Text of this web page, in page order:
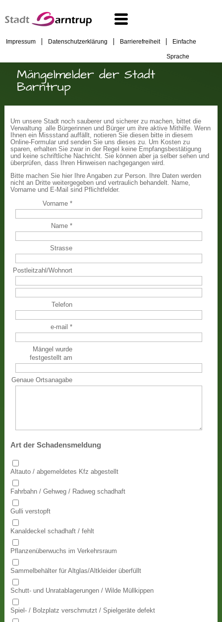
Impressum Datenschutzerklärung Barrierefreiheit Einfache
Sprache
Mängelmelder der Stadt
Barntrup
Um unsere Stadt noch sauberer und sicherer zu machen, bittet die
Verwaltung alle Bürgerinnen und Bürger um ihre aktive Mithilfe. Wenn
Ihnen ein Missstand auffällt, notieren Sie diesen bitte in diesem
Online-Formular und senden Sie uns dieses zu. Um Kosten zu
sparen, erhalten Sie zwar in der Regel keine Empfangsbestätigung
und keine schriftliche Nachricht. Sie können aber ja selber sehen und
überprüfen, dass Ihren Hinweisen nachgegangen wird.
Bitte machen Sie hier Ihre Angaben zur Person. Ihre Daten werden
nicht an Dritte weitergegeben und vertraulich behandelt. Name,
Vorname und E-Mail sind Pflichtfelder.
Vorname*
Name*
Strasse
Postleitzahl/Wohnort
Telefon
e-mail*
Mängel wurde
festgestellt am
Genaue Ortsanagabe
Art der Schadensmeldung
Altauto / abgemeldetes Kfz abgestellt
Fahrbahn / Gehweg / Radweg schadhaft
Gulli verstopft
Kanaldeckel schadhaft / fehlt
Pflanzenüberwuchs im Verkehrsraum
Sammelbehälter für Altglas/Altkleider überfüllt
Schutt- und Unratablagerungen / Wilde Müllkippen
Spiel- / Bolzplatz verschmutzt / Spielgeräte defekt